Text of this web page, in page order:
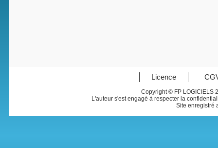
Copyright © FP LOGICIELS
L'auteur s'est engagé à respecter la
Site enregistré
Licence